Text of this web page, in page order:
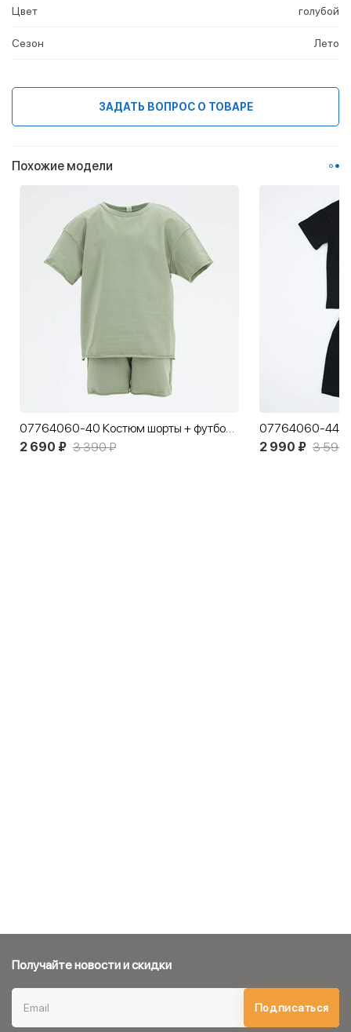
Цвет голубой
Сезон Лето
ЗАДАТЬ ВОПРОС О ТОВАРЕ
Похожие модели
07764060-40 Костюм шорты + футболка оливковый
2 690 ₽ 3 390 ₽ 2 990 ₽ 3 590
Получайте новости и скидки
Подписаться